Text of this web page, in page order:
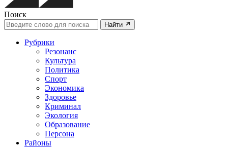
Поиск
Найти
Рубрики
Резонанс
Культура
Политика
Спорт
Экономика
Здоровье
Криминал
Экология
Образование
Персона
Районы